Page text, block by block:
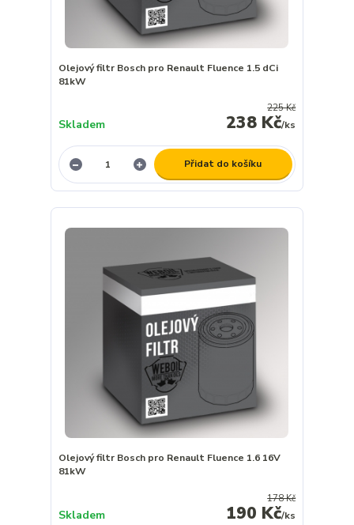
Olejový filtr Bosch pro Renault Fluence 1.5 dCi
81kW
225 Kč
238 Kč/ks
Skladem
Přidat do košíku
Olejový filtr Bosch pro Renault Fluence 1.6 16V
81kW
178 Kč
190 Kč/ks
Skladem